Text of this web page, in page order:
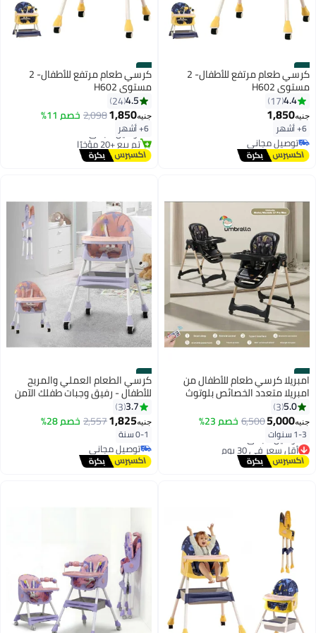
#1 كرسي طعام مرتفع للأطفال- 2
مستوي H602
4.4
17
جنيه1,850
6+ أشهر
توصيل مجاني
توصيل مجاني
#2 كرسي طعام مرتفع للأطفال- 2
مستوي H602
4.5
24
جنيه1,850
2,098خصم 11%
6+ أشهر أقل سعر في 7 يوم
توصيل مجاني
تم بيع +20 مؤخرًا
أقل سعر في 7 يوم
#3
امبريلا كرسي طعام للأطفال من
امبريلا متعدد الخصائص بلوتوث
سرعات
5.0
3
جنيه5,000
6,500خصم 23%
1-3 سنوات
أقل سعر في 30 يوم
توصيل مجاني
أقل سعر في 30 يوم
#4
كرسي الطعام العملي والمريح
للأطفال - رفيق وجبات طفلك الآمن
3.7
3
جنيه1,825
2,557خصم 28%
0-1 سنة
توصيل مجاني
توصيل مجاني